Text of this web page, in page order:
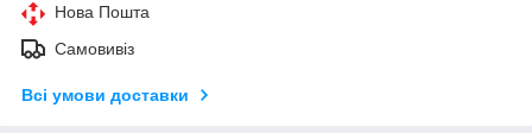
Нова Пошта
Самовивіз
Всі умови доставки